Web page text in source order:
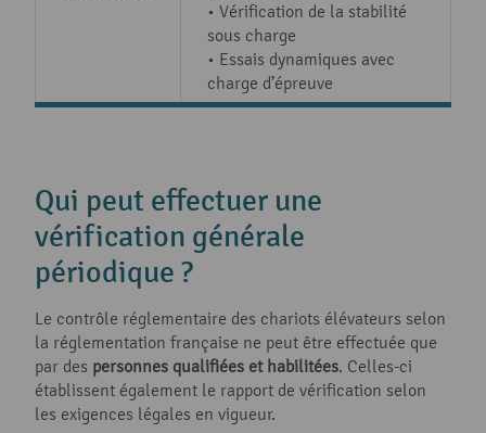
• Vérification de la stabilité
sous charge
• Essais dynamiques avec
charge d’épreuve
Qui peut effectuer une
vérification générale
périodique ?
Le contrôle réglementaire des chariots élévateurs selon
la réglementation française ne peut être effectuée que
par des personnes qualifiées et habilitées. Celles-ci
établissent également le rapport de vérification selon
les exigences légales en vigueur.